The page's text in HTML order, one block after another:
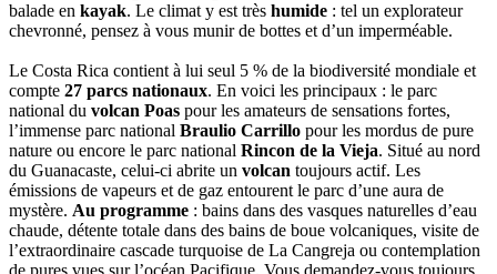
balade en kayak. Le climat y est très humide : tel un explorateur
chevronné, pensez à vous munir de bottes et d’un imperméable.
Le Costa Rica contient à lui seul 5 % de la biodiversité mondiale et
compte 27 parcs nationaux. En voici les principaux : le parc
national du volcan Poas pour les amateurs de sensations fortes,
l’immense parc national Braulio Carrillo pour les mordus de pure
nature ou encore le parc national Rincon de la Vieja. Situé au nord
du Guanacaste, celui-ci abrite un volcan toujours actif. Les
émissions de vapeurs et de gaz entourent le parc d’une aura de
mystère. Au programme : bains dans des vasques naturelles d’eau
chaude, détente totale dans des bains de boue volcaniques, visite de
l’extraordinaire cascade turquoise de La Cangreja ou contemplation
de pures vues sur l’océan Pacifique. Vous demandez-vous toujours